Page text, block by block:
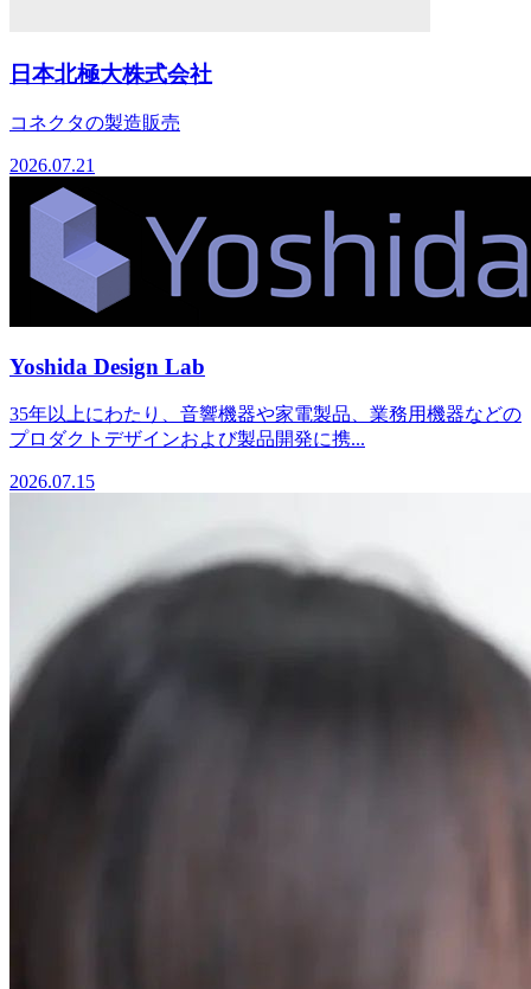
日本北極大株式会社
コネクタの製造販売
2026.07.21
Yoshida Design Lab
35年以上にわたり、音響機器や家電製品、業務用機器などの
プロダクトデザインおよび製品開発に携...
2026.07.15